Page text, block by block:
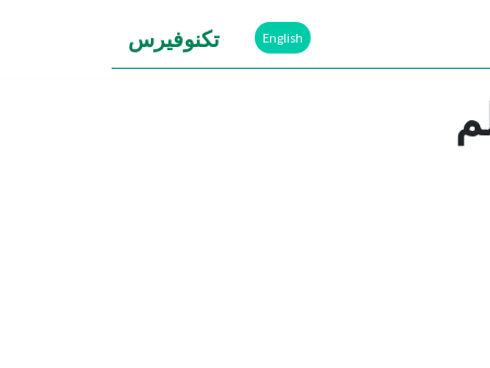
English تكنوفيرس